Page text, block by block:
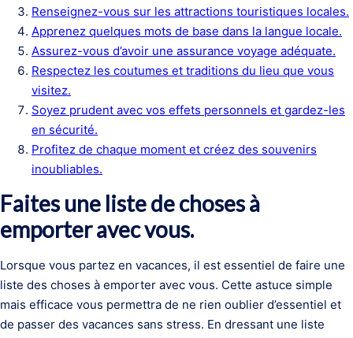
Renseignez-vous sur les attractions touristiques locales.
Apprenez quelques mots de base dans la langue locale.
Assurez-vous d’avoir une assurance voyage adéquate.
Respectez les coutumes et traditions du lieu que vous
visitez.
Soyez prudent avec vos effets personnels et gardez-les
en sécurité.
Profitez de chaque moment et créez des souvenirs
inoubliables.
Faites une liste de choses à
emporter avec vous.
Lorsque vous partez en vacances, il est essentiel de faire une
liste des choses à emporter avec vous. Cette astuce simple
mais efficace vous permettra de ne rien oublier d’essentiel et
de passer des vacances sans stress. En dressant une liste